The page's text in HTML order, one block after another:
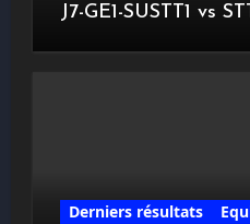
J7-GE1-SUSTT1 vs
Derniers résultats